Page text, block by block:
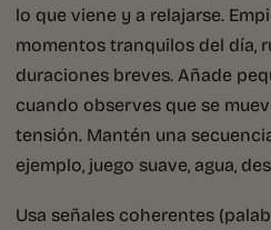
lo que viene y a relajarse.
momentos tranquilos del día,
duraciones breves. Añade
cuando observes que se
tensión. Mantén una
ejemplo, juego suave, agua,
Usa señales coherentes